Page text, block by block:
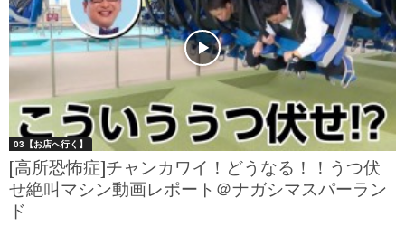
03【お店へ行く】
[高所恐怖症]チャンカワイ！どうなる！！うつ伏
せ絶叫マシン動画レポート＠ナガシマスパーラン
ド